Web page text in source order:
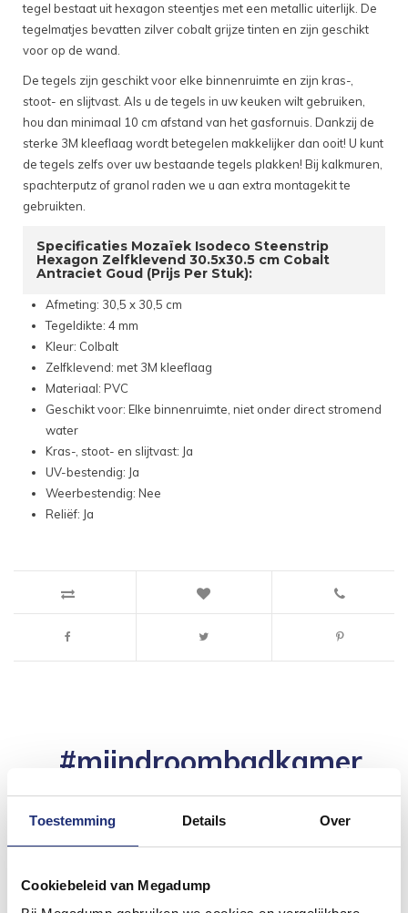
Toestemming Details Over
Cookiebeleid van Megadump
tegel bestaat uit hexagon steentjes met een metallic uiterlijk. De
tegelmatjes bevatten zilver cobalt grijze tinten en zijn geschikt
voor op de wand.
De tegels zijn geschikt voor elke binnenruimte en zijn kras-,
stoot- en slijtvast. Als u de tegels in uw keuken wilt gebruiken,
hou dan minimaal 10 cm afstand van het gasfornuis. Dankzij de
sterke 3M kleeflaag wordt betegelen makkelijker dan ooit! U kunt
de tegels zelfs over uw bestaande tegels plakken! Bij kalkmuren,
spachterputz of granol raden we u aan extra montagekit te
gebruikten.
Specificaties Mozaïek Isodeco Steenstrip
Hexagon Zelfklevend 30.5x30.5 cm Cobalt
Antraciet Goud (Prijs Per Stuk):
Afmeting: 30,5 x 30,5 cm
Tegeldikte: 4 mm
Kleur: Colbalt
Zelfklevend: met 3M kleeflaag
Materiaal: PVC
Geschikt voor: Elke binnenruimte, niet onder direct stromend
water
Kras-, stoot- en slijtvast: Ja
UV-bestendig: Ja
Weerbestendig: Nee
Reliëf: Ja
#mijndroombadkamer
Wij geloven in de kracht van delen. Deel jouw
en tag @megadumpnl. Samen bouwen we een
badkamerstijlen. Doe je mee?